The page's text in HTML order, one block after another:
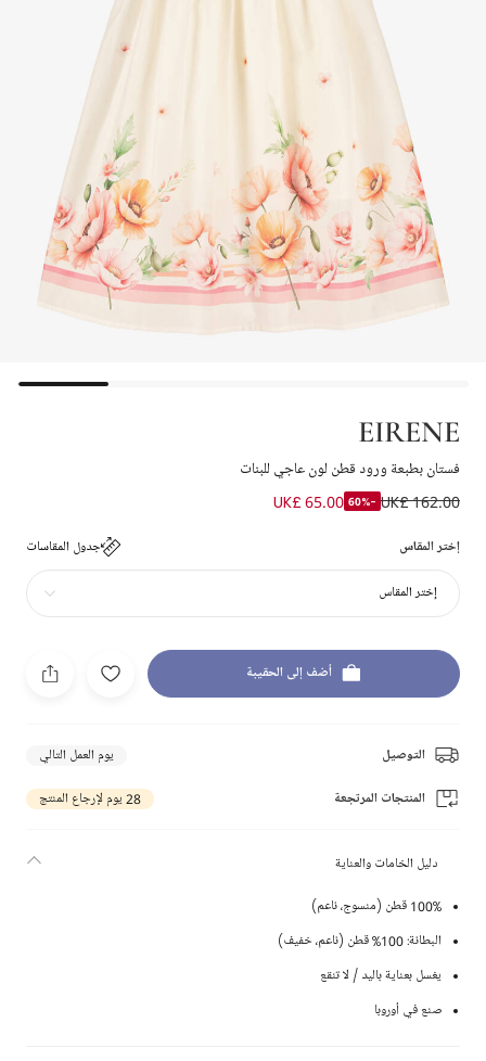
EIRENE
فستان بطبعة ورود قطن لون عاجي للبنات
UK£ 162.00
-60%
UK£ 65.00
إختر المقاس جدول المقاسات
إختر المقاس
أضف إلى الحقيبة
التوصيل يوم العمل التالي
المنتجات المرتجعة 28 يوم لإرجاع المنتج
دليل الخامات والعناية
100% قطن (منسوج، ناعم)
البطانة: 100% قطن (ناعم، خفيف)
يغسل بعناية باليد / لا تنقع
صنع في أوروبا